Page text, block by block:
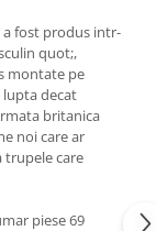
fost produs intr-
quot;,
montate pe
lupta decat
britanica
noi care ar
trupele care
piese 69